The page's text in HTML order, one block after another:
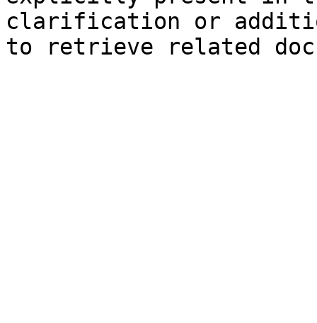
clarification or